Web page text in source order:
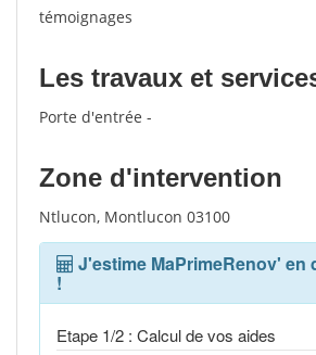
témoignages
Les travaux et
Porte d'entrée -
Zone d'intervention
Ntlucon, Montlucon 03100